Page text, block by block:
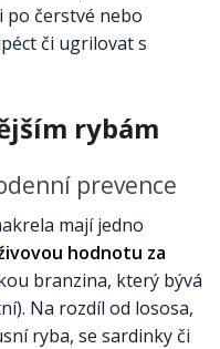
čerstvé nebo
či ugrilovat s
rybám
prevence
mají jedno
hodnotu za
branzina, který bývá
Na rozdíl od lososa,
ryba, se sardinky či